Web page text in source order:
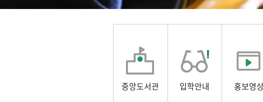
중앙도서관 입학안내 홍보영